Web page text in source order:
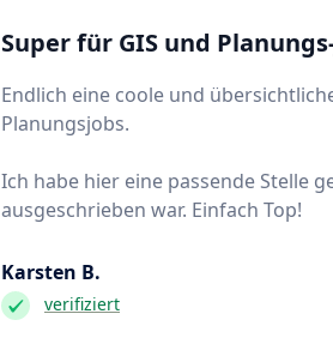
Super für GIS und
Endlich eine coole und
Planungsjobs.
Ich habe hier eine passende Stelle
ausgeschrieben war. Einfach Top!
Karsten B.
verifiziert